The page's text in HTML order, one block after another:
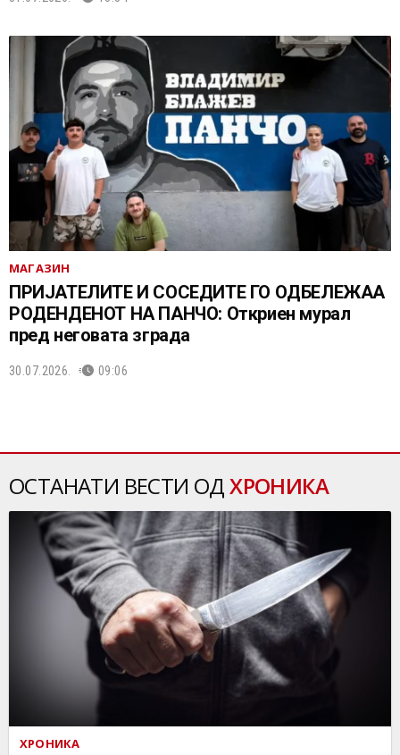
МАГАЗИН
ПРИЈАТЕЛИТЕ И СОСЕДИТЕ ГО ОДБЕЛЕЖАА
РОДЕНДЕНОТ НА ПАНЧО: Откриен мурал
пред неговата зграда
30.07.2026. 09:06
ОСТАНАТИ ВЕСТИ ОДХРОНИКА
ХРОНИКА